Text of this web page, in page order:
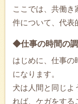
ここでは、共働き
件について、代表
◆仕事の時間の
はじめに、仕事の
になります。
犬は人間と同じよ
れば、ケガをする